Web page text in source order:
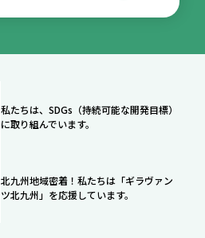
私たちは、SDGs（持続可能な開発目標）
に取り組んでいます。
北九州地域密着！私たちは「ギラヴァン
ツ北九州」を応援しています。